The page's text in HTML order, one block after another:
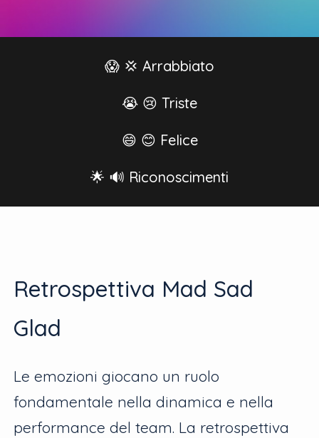
😱 💢 Arrabbiato
😭 😢 Triste
😄 😊 Felice
🌟 🔊 Riconoscimenti
Retrospettiva Mad Sad
Glad
Le emozioni giocano un ruolo
fondamentale nella dinamica e nella
performance del team. La retrospettiva